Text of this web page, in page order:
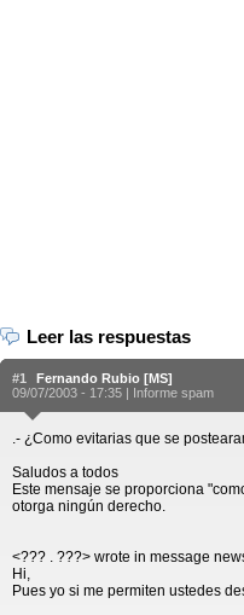
Leer las respuestas
#1
Fernando Rubio [MS]
09/07/2003 - 17:35 | Informe spam
.- ¿Como evitarias que se
Saludos a todos
Este mensaje se proporciona
otorga ningún derecho.
<??? . ???> wrote in message
Hi,
Pues yo si me permiten ustedes